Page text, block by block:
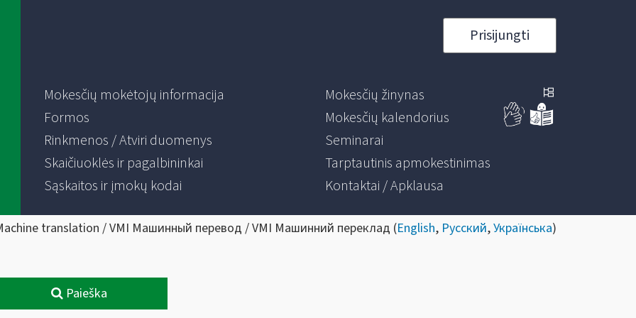
Prisijungti
Mokesčių mokėtojų informacija
Formos
Rinkmenos / Atviri duomenys
Skaičiuoklės ir pagalbininkai
Sąskaitos ir įmokų kodai
Mokesčių žinynas
Mokesčių kalendorius
Seminarai
Tarptautinis apmokestinimas
Kontaktai / Apklausa
translation / VMI Машинный перевод / VMI Машинний переклад (English, Русский,Українська)
Paieška